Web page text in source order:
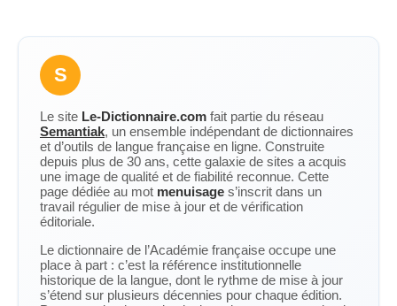
S
Le site Le-Dictionnaire.com fait partie du réseau
Semantiak, un ensemble indépendant de dictionnaires
et d’outils de langue française en ligne. Construite
depuis plus de 30 ans, cette galaxie de sites a acquis
une image de qualité et de fiabilité reconnue. Cette
page dédiée au mot menuisage s’inscrit dans un
travail régulier de mise à jour et de vérification
éditoriale.
Le dictionnaire de l’Académie française occupe une
place à part : c’est la référence institutionnelle
historique de la langue, dont le rythme de mise à jour
s’étend sur plusieurs décennies pour chaque édition.